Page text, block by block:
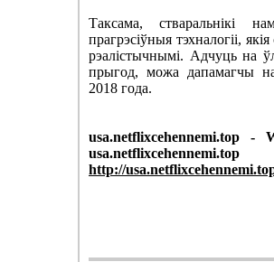
Таксама, стваральнікі
прагрэсіўныя тэхналогіі,
рэалістычнымі. Адчуць на
прыгод, можа дапамагчы
2018 года.
usa.netflixcehennemi.top
usa.netflixcehennemi.top
http://